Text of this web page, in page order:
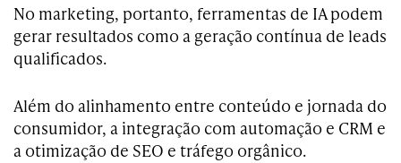
No marketing, portanto, ferramentas de IA podem
gerar resultados como a geração contínua de leads
qualificados.
Além do alinhamento entre conteúdo e jornada do
consumidor, a integração com automação e CRM e
a otimização de SEO e tráfego orgânico.